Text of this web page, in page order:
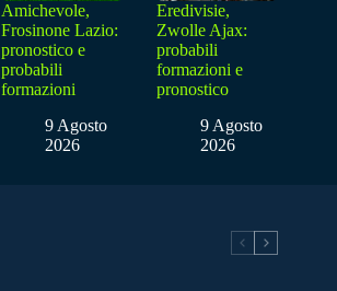
Amichevole,
Frosinone Lazio:
pronostico e
probabili
formazioni
9 Agosto
2026
Eredivisie,
Zwolle Ajax:
probabili
formazioni e
pronostico
9 Agosto
2026